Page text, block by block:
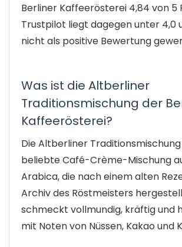
Berliner Kaffeerösterei 4,84 von 5
Trustpilot liegt dagegen unter 4,0
nicht als positive Bewertung
Was ist die Altberliner
Traditionsmischung der
Kaffeerösterei?
Die Altberliner
beliebte Café-Crème-Mischung
Arabica, die nach einem alten
Archiv des Röstmeisters
schmeckt vollmundig, kräftig und
mit Noten von Nüssen, Kakao und